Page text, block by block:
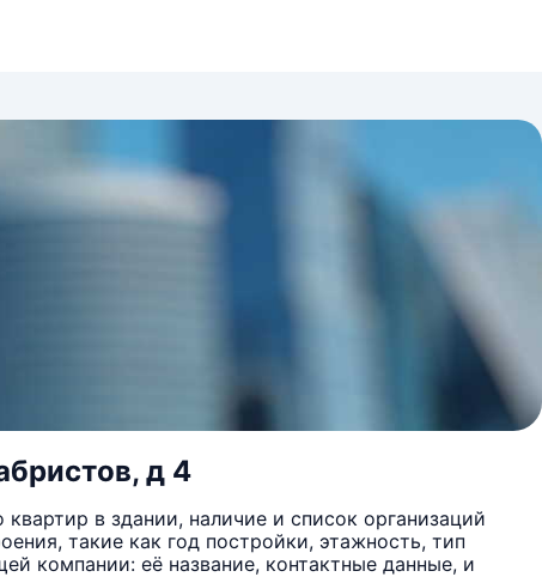
д 4
в здании, наличие и список организаций
такие как год постройки, этажность, тип
компании: её название, контактные данные, и